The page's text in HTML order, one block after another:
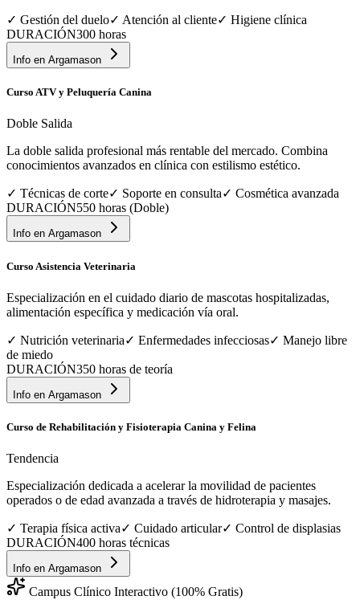
✓ Gestión del duelo✓ Atención al cliente✓ Higiene clínica
DURACIÓN300 horas
Info en Argamason
Curso ATV y Peluquería Canina
Doble Salida
La doble salida profesional más rentable del mercado. Combina
conocimientos avanzados en clínica con estilismo estético.
✓ Técnicas de corte✓ Soporte en consulta✓ Cosmética avanzada
DURACIÓN550 horas (Doble)
Info en Argamason
Curso Asistencia Veterinaria
Especialización en el cuidado diario de mascotas hospitalizadas,
alimentación específica y medicación vía oral.
✓ Nutrición veterinaria✓ Enfermedades infecciosas✓ Manejo libre
de miedo
DURACIÓN350 horas de teoría
Info en Argamason
Curso de Rehabilitación y Fisioterapia Canina y Felina
Tendencia
Especialización dedicada a acelerar la movilidad de pacientes
operados o de edad avanzada a través de hidroterapia y masajes.
✓ Terapia física activa✓ Cuidado articular✓ Control de displasias
DURACIÓN400 horas técnicas
Info en Argamason
Campus Clínico Interactivo (100% Gratis)